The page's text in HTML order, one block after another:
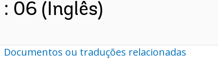
: 06 (Inglês)
Documentos ou traduções relacionadas